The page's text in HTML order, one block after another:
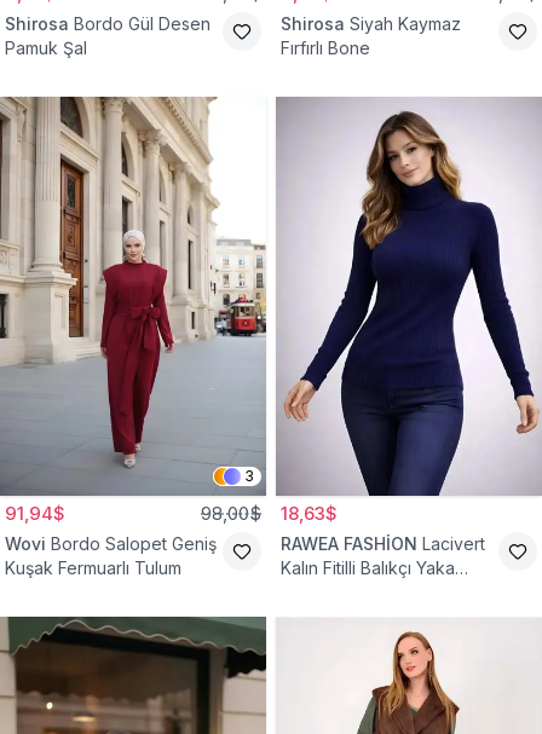
Shirosa Bordo Gül Desen
Pamuk Şal
Shirosa Siyah Kaymaz
Fırfırlı Bone
3
91,94$ 98,00$
Wovi Bordo Salopet Geniş
Kuşak Fermuarlı Tulum
18,63$
RAWEA FASHİON Lacivert
Kalın Fitilli Balıkçı Yaka